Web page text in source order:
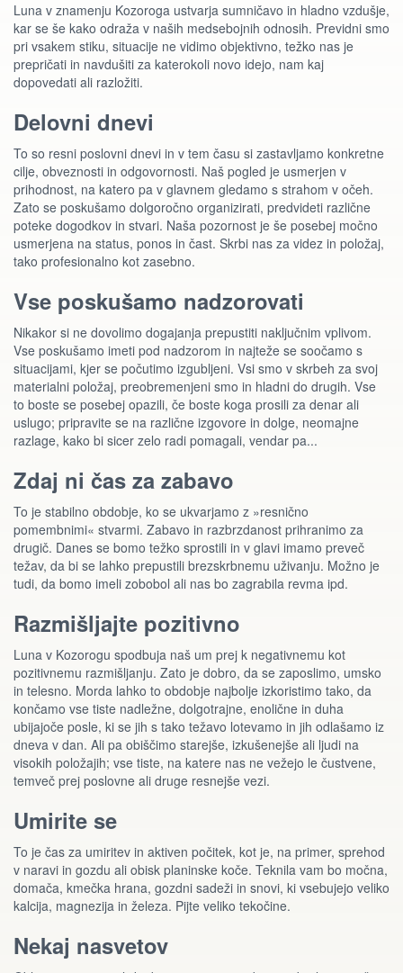
Luna v znamenju Kozoroga ustvarja sumničavo in hladno vzdušje,
kar se še kako odraža v naših medsebojnih odnosih. Previdni smo
pri vsakem stiku, situacije ne vidimo objektivno, težko nas je
prepričati in navdušiti za katerokoli novo idejo, nam kaj
dopovedati ali razložiti.
Delovni dnevi
To so resni poslovni dnevi in v tem času si zastavljamo konkretne
cilje, obveznosti in odgovornosti. Naš pogled je usmerjen v
prihodnost, na katero pa v glavnem gledamo s strahom v očeh.
Zato se poskušamo dolgoročno organizirati, predvideti različne
poteke dogodkov in stvari. Naša pozornost je še posebej močno
usmerjena na status, ponos in čast. Skrbi nas za videz in položaj,
tako profesionalno kot zasebno.
Vse poskušamo nadzorovati
Nikakor si ne dovolimo dogajanja prepustiti naključnim vplivom.
Vse poskušamo imeti pod nadzorom in najteže se soočamo s
situacijami, kjer se počutimo izgubljeni. Vsi smo v skrbeh za svoj
materialni položaj, preobremenjeni smo in hladni do drugih. Vse
to boste se posebej opazili, če boste koga prosili za denar ali
uslugo; pripravite se na različne izgovore in dolge, neomajne
razlage, kako bi sicer zelo radi pomagali, vendar pa...
Zdaj ni čas za zabavo
To je stabilno obdobje, ko se ukvarjamo z »resnično
pomembnimi« stvarmi. Zabavo in razbrzdanost prihranimo za
drugič. Danes se bomo težko sprostili in v glavi imamo preveč
težav, da bi se lahko prepustili brezskrbnemu uživanju. Možno je
tudi, da bomo imeli zobobol ali nas bo zagrabila revma ipd.
Razmišljajte pozitivno
Luna v Kozorogu spodbuja naš um prej k negativnemu kot
pozitivnemu razmišljanju. Zato je dobro, da se zaposlimo, umsko
in telesno. Morda lahko to obdobje najbolje izkoristimo tako, da
končamo vse tiste nadležne, dolgotrajne, enolične in duha
ubijajoče posle, ki se jih s tako težavo lotevamo in jih odlašamo iz
dneva v dan. Ali pa obiščimo starejše, izkušenejše ali ljudi na
visokih položajih; vse tiste, na katere nas ne vežejo le čustvene,
temveč prej poslovne ali druge resnejše vezi.
Umirite se
To je čas za umiritev in aktiven počitek, kot je, na primer, sprehod
v naravi in gozdu ali obisk planinske koče. Teknila vam bo močna,
domača, kmečka hrana, gozdni sadeži in snovi, ki vsebujejo veliko
kalcija, magnezija in železa. Pijte veliko tekočine.
Nekaj nasvetov